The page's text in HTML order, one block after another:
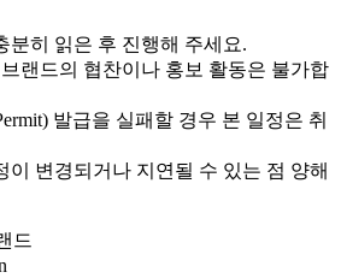
분히 읽은 후 진행해 주세요.
랜드의 협찬이나 홍보 활동은 불가합
발급을 실패할 경우 본 일정은 취
이 변경되거나 지연될 수 있는 점 양해
드